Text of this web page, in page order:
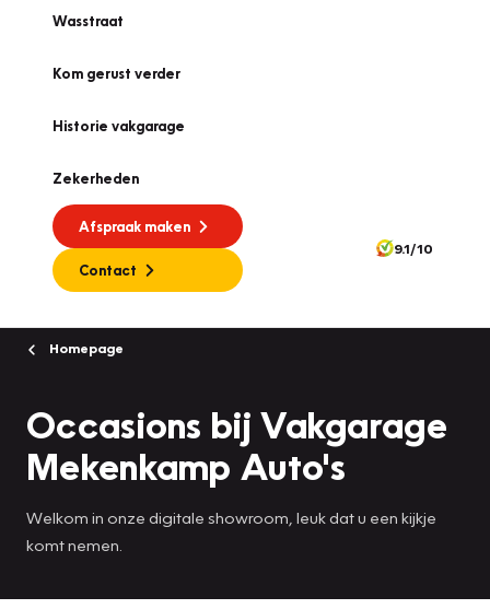
Wasstraat
Kom gerust verder
Historie vakgarage
Zekerheden
Afspraak maken
Contact
9.1/10
Homepage
Occasions bij Vakgarage
Mekenkamp Auto's
Welkom in onze digitale showroom, leuk dat u een kijkje
komt nemen.